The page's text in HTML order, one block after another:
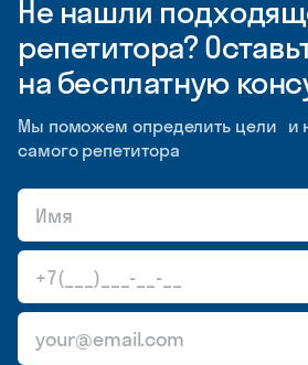
Не нашли
репетитора?
на бесплатную
Мы поможем определить цели и
самого репетитора